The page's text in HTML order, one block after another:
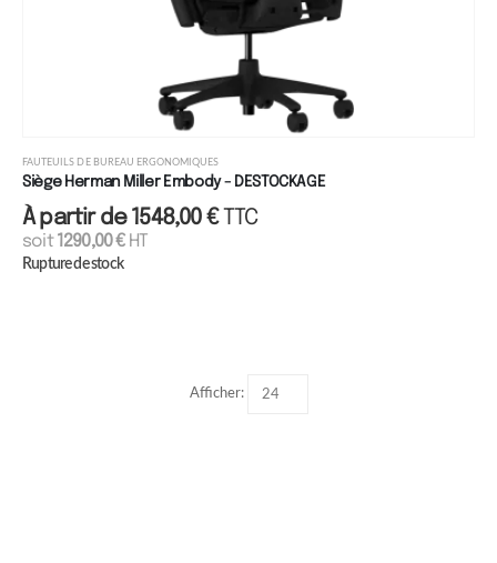
FAUTEUILS DE BUREAU ERGONOMIQUES
Siège Herman Miller Embody - DESTOCKAGE
À partir de1548,00€ TTC
soit1290,00€HT
Rupture de stock
Afficher: